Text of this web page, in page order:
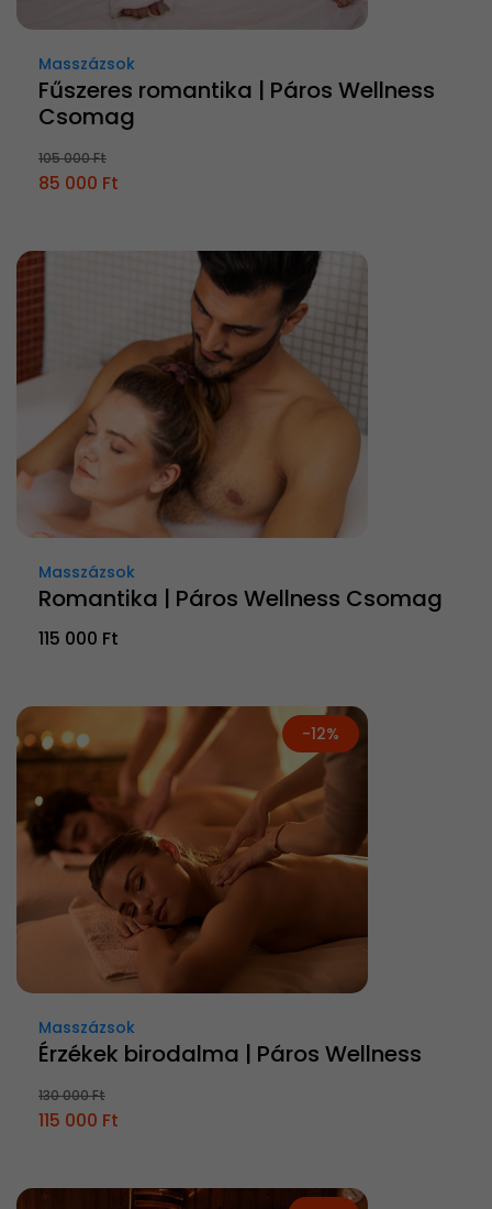
Masszázsok
Fűszeres romantika | Páros Wellness
Csomag
105 000 Ft
85 000 Ft
Masszázsok
Romantika | Páros Wellness Csomag
115 000 Ft
-12%
Masszázsok
Érzékek birodalma | Páros Wellness
130 000 Ft
115 000 Ft